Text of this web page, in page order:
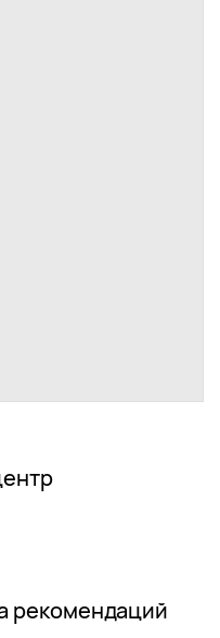
рекомендаций